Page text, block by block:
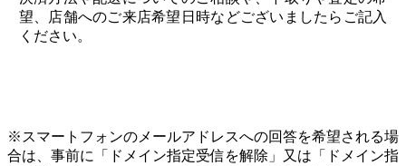
望、店舗へのご来店希望日時などございましたらご記入
ください。
※スマートフォンのメールアドレスへの回答を希望される場
合は、事前に「ドメイン指定受信を解除」又は「ドメイン指